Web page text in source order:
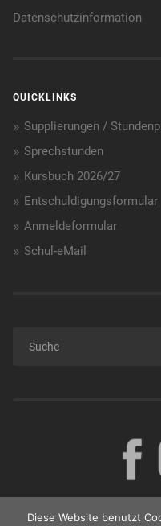
Datenschutzinformation
QUICKLINKS
Supplierungen /
Sprechstunden
Kursbuch 2026/27
Entschuldigungsformular
Anmeldeformular
Schul-eMail
Diese Website benutzt